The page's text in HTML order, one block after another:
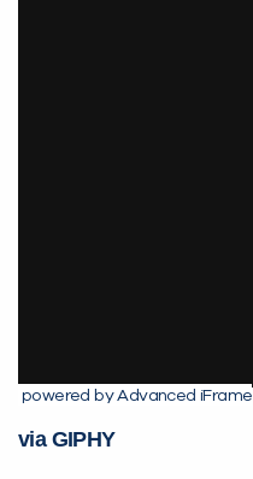
powered by Advanced iFrame
via GIPHY